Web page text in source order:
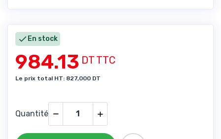
 En stock
984.13DT TTC
Le prix total HT: 827,000 DT
Quantité